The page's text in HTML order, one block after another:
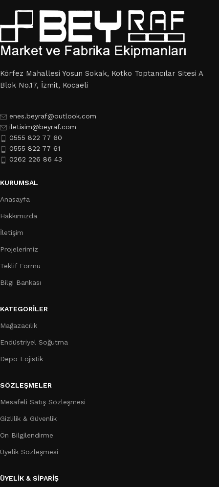
Körfez Mahallesi Yosun Sokak, Kotko Toptancılar Sitesi A
Blok No.17, İzmit, Kocaeli
enes.beyraf@outlook.com
iletisim@beyraf.com
0555 822 77 60
0555 822 77 61
0262 226 86 43
KURUMSAL
Anasayfa
Hakkımızda
İletişim
Projelerimiz
Teklif Formu
Bilgi Bankası
KATEGORILER
Mağazacılık
Endüstriyel Soğutma
Depo Lojistik
SÖZLEŞMELER
Mesafeli Satış Sözleşmesi
Gizlilik & Güvenlik
Ön Bilgilendirme
Üyelik Sözleşmesi
ÜYELİK & SİPARİŞ